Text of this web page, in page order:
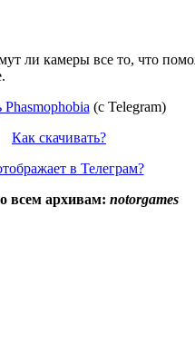
ли камеры все то, что
Phasmophobia (c Telegram)
Как скачивать?
в Телеграм?
всем архивам: notorgames